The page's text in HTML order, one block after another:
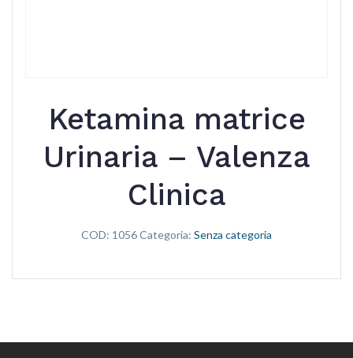
Ketamina matrice
Urinaria – Valenza
Clinica
COD: 1056Categoria: Senza categoria